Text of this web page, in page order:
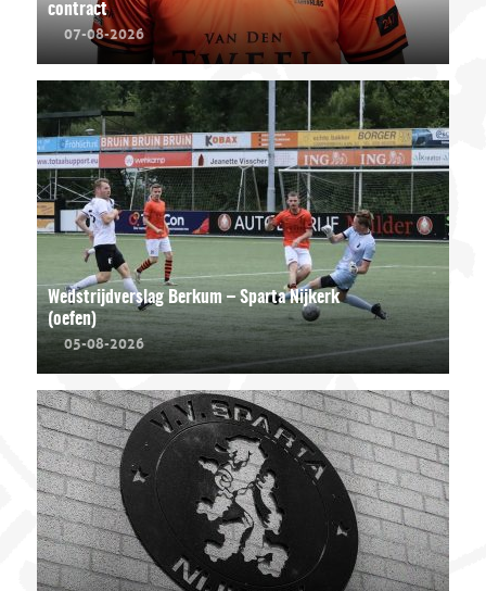
contract
07-08-2026
Wedstrijdverslag Berkum – Sparta Nijkerk
(oefen)
05-08-2026